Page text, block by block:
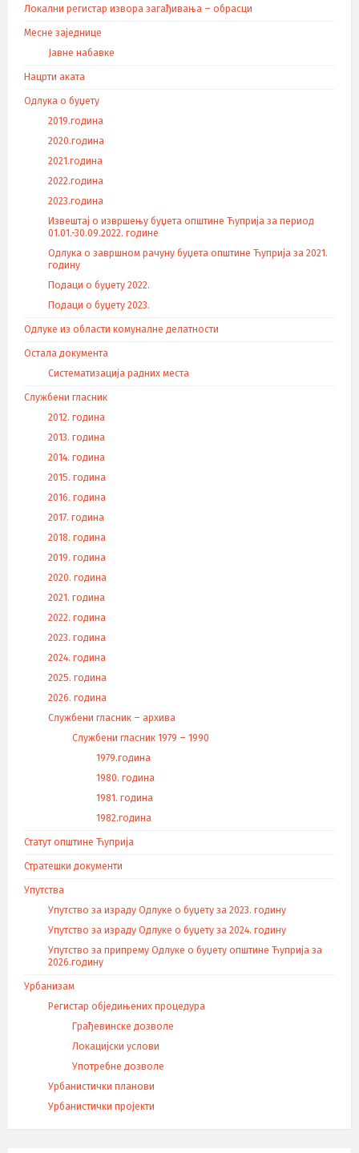
Локални регистар извора загађивања – обрасци
Месне заједнице
Јавне набавке
Нацрти аката
Одлука о буџету
2019.година
2020.година
2021.година
2022.година
2023.година
Извештај о извршењу буџета општине Ћуприја за период
01.01.-30.09.2022. године
Одлука о завршном рачуну буџета општине Ћуприја за 2021.
годину
Подаци о буџету 2022.
Подаци о буџету 2023.
Одлуке из области комуналне делатности
Остала документа
Систематизација радних места
Службени гласник
2012. година
2013. година
2014. година
2015. година
2016. година
2017. година
2018. година
2019. година
2020. година
2021. година
2022. година
2023. година
2024. година
2025. година
2026. година
Службени гласник – архива
Службени гласник 1979 – 1990
1979.година
1980. година
1981. година
1982.година
Статут општине Ћуприја
Стратешки документи
Упутства
Упутство за израду Одлуке о буџету за 2023. годину
Упутство за израду Одлуке о буџету за 2024. годину
Упутство за припрему Одлуке о буџету општине Ћуприја за
2026.годину
Урбанизам
Регистар обједињених процедура
Грађевинске дозволе
Локацијски услови
Употребне дозволе
Урбанистички планови
Урбанистички пројекти